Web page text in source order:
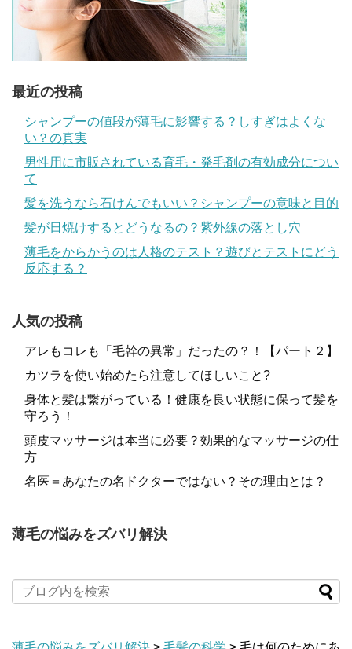
最近の投稿
シャンプーの値段が薄毛に影響する？しすぎはよくな
い？の真実
男性用に市販されている育毛・発毛剤の有効成分につい
て
髪を洗うなら石けんでもいい？シャンプーの意味と目的
髪が日焼けするとどうなるの？紫外線の落とし穴
薄毛をからかうのは人格のテスト？遊びとテストにどう
反応する？
人気の投稿
アレもコレも「毛幹の異常」だったの？！【パート２】
カツラを使い始めたら注意してほしいこと?
身体と髪は繋がっている！健康を良い状態に保って髪を
守ろう！
頭皮マッサージは本当に必要？効果的なマッサージの仕
方
名医＝あなたの名ドクターではない？その理由とは？
薄毛の悩みをズバリ解決